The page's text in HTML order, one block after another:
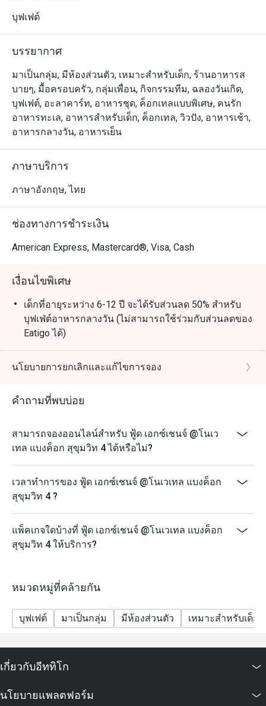
บุฟเฟต์
บรรยากาศ
มาเป็นกลุ่ม, มีห้องส่วนตัว, เหมาะสำหรับเด็ก, ร้านอาหารส
บายๆ, มื้อครอบครัว, กลุ่มเพื่อน, กิจกรรมทีม, ฉลองวันเกิด,
บุฟเฟต์, อะลาคาร์ท, อาหารชุด, ค็อกเทลแบบพิเศษ, คนรัก
อาหารทะเล, อาหารสำหรับเด็ก, ค็อกเทล, วิวปัง, อาหารเช้า,
อาหารกลางวัน, อาหารเย็น
ภาษาบริการ
ภาษาอังกฤษ, ไทย
ช่องทางการชำระเงิน
American Express, Mastercard®, Visa, Cash
เงื่อนไขพิเศษ
เด็กที่อายุระหว่าง 6-12 ปี จะได้รับส่วนลด 50% สำหรับ
บุฟเฟ่ต์อาหารกลางวัน (ไม่สามารถใช้ร่วมกับส่วนลดของ
Eatigo ได้)
06:00 - 10:00 น.: อเมริกันเบรคฟาสต์ (ABF)
11:00 - 12:00 น.: เมนูอะลาคาร์ต
12:00 - 15:00 น.: เมนูอะลาคาร์ต (เสาร์ - อาทิตย์)
นโยบายการยกเลิกและแก้ไขการจอง
คำถามที่พบบ่อย
สามารถจองออนไลน์สำหรับ ฟู้ด เอกซ์เชนจ์ @โนเว
เทล แบงค็อก สุขุมวิท 4 ได้หรือไม่?
เวลาทำการของ ฟู้ด เอกซ์เชนจ์ @โนเวเทล แบงค็อก
สุขุมวิท 4 ?
แพ็คเกจใดบ้างที่ ฟู้ด เอกซ์เชนจ์ @โนเวเทล แบงค็อก
สุขุมวิท 4 ให้บริการ?
หมวดหมู่ที่คล้ายกัน
บุฟเฟต์ มาเป็นกลุ่ม มีห้องส่วนตัว เหมาะสำหรับเด็ก
เกี่ยวกับอีททิโก
นโยบายแพลตฟอร์ม